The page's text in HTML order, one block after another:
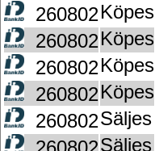
260802Köpes
260802Köpes
260802Köpes
260802Köpes
260802Säljes
Säljes